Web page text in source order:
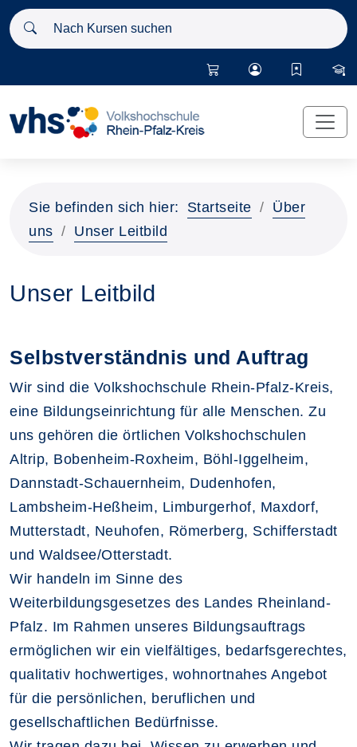
Nach Kursen suchen
Sie befinden sich hier: Startseite
Über
uns
Unser Leitbild
Unser Leitbild
Selbstverständnis und Auftrag
Wir sind die Volkshochschule Rhein-Pfalz-Kreis,
eine Bildungseinrichtung für alle Menschen. Zu
uns gehören die örtlichen Volkshochschulen
Altrip, Bobenheim-Roxheim, Böhl-Iggelheim,
Dannstadt-Schauernheim, Dudenhofen,
Lambsheim-Heßheim, Limburgerhof, Maxdorf,
Mutterstadt, Neuhofen, Römerberg, Schifferstadt
und Waldsee/Otterstadt.
Wir handeln im Sinne des
Weiterbildungsgesetzes des Landes Rheinland-
Pfalz. Im Rahmen unseres Bildungsauftrags
ermöglichen wir ein vielfältiges, bedarfsgerechtes,
qualitativ hochwertiges, wohnortnahes Angebot
für die persönlichen, beruflichen und
gesellschaftlichen Bedürfnisse.